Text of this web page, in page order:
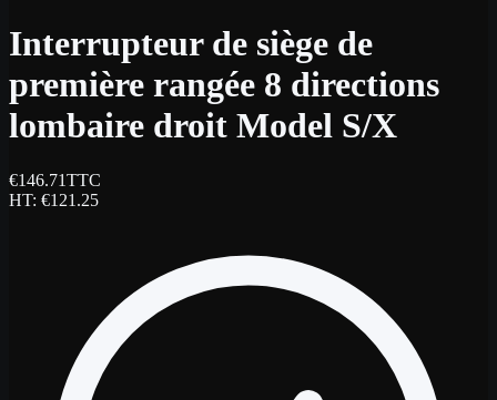
Interrupteur de siège de
première rangée 8 directions
lombaire droit Model S/X
€146.71TTC
HT: €121.25